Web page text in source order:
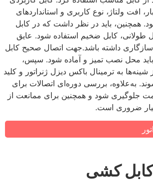
افت ولتاژ، نوع کاربری و استانداردهای
همچنین، باید در نظر داشت که در کابل‌
کابل ضخیم استفاده شود. عایق
سازگاری داشته باشد.جهت اتصال صحیح کابل
باید محل نصب تمیز و آماده شود. سپس،
شینه‌ها به ترمینال باکس دیزل ژنراتور و کلید
به‌علاوه، بررسی دوره‌ای اتصالات برای
جلوگیری شود و همچنین برای ممانعت از
ضروری است.
کشی